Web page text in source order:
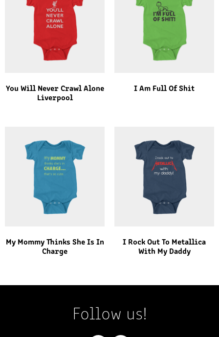
You Will Never Crawl Alone
Liverpool
I Am Full Of Shit
My Mommy Thinks She Is In
Charge
I Rock Out To Metallica
With My Daddy
Follow us!